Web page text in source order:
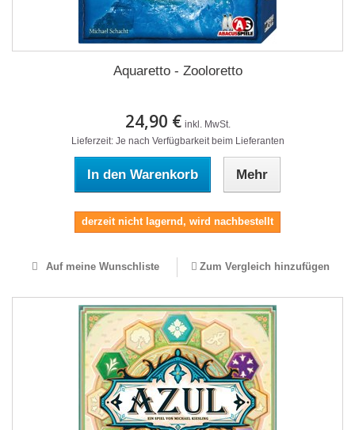
Aquaretto - Zooloretto
24,90 € inkl. MwSt.
Lieferzeit: Je nach Verfügbarkeit beim Lieferanten
In den Warenkorb Mehr
derzeit nicht lagernd, wird nachbestellt
Auf meine Wunschliste Zum Vergleich hinzufügen